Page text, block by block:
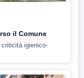
il Comune
igienico-